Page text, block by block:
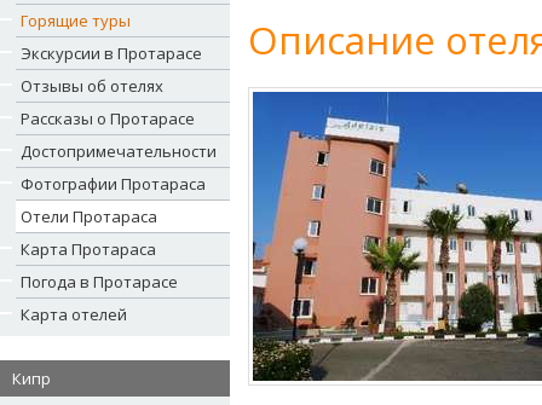
Горящие туры
Экскурсии в Протарасе
Отзывы об отелях
Рассказы о Протарасе
Достопримечательности
Фотографии Протараса
Отели Протараса
Карта Протараса
Погода в Протарасе
Карта отелей
Кипр
Описание